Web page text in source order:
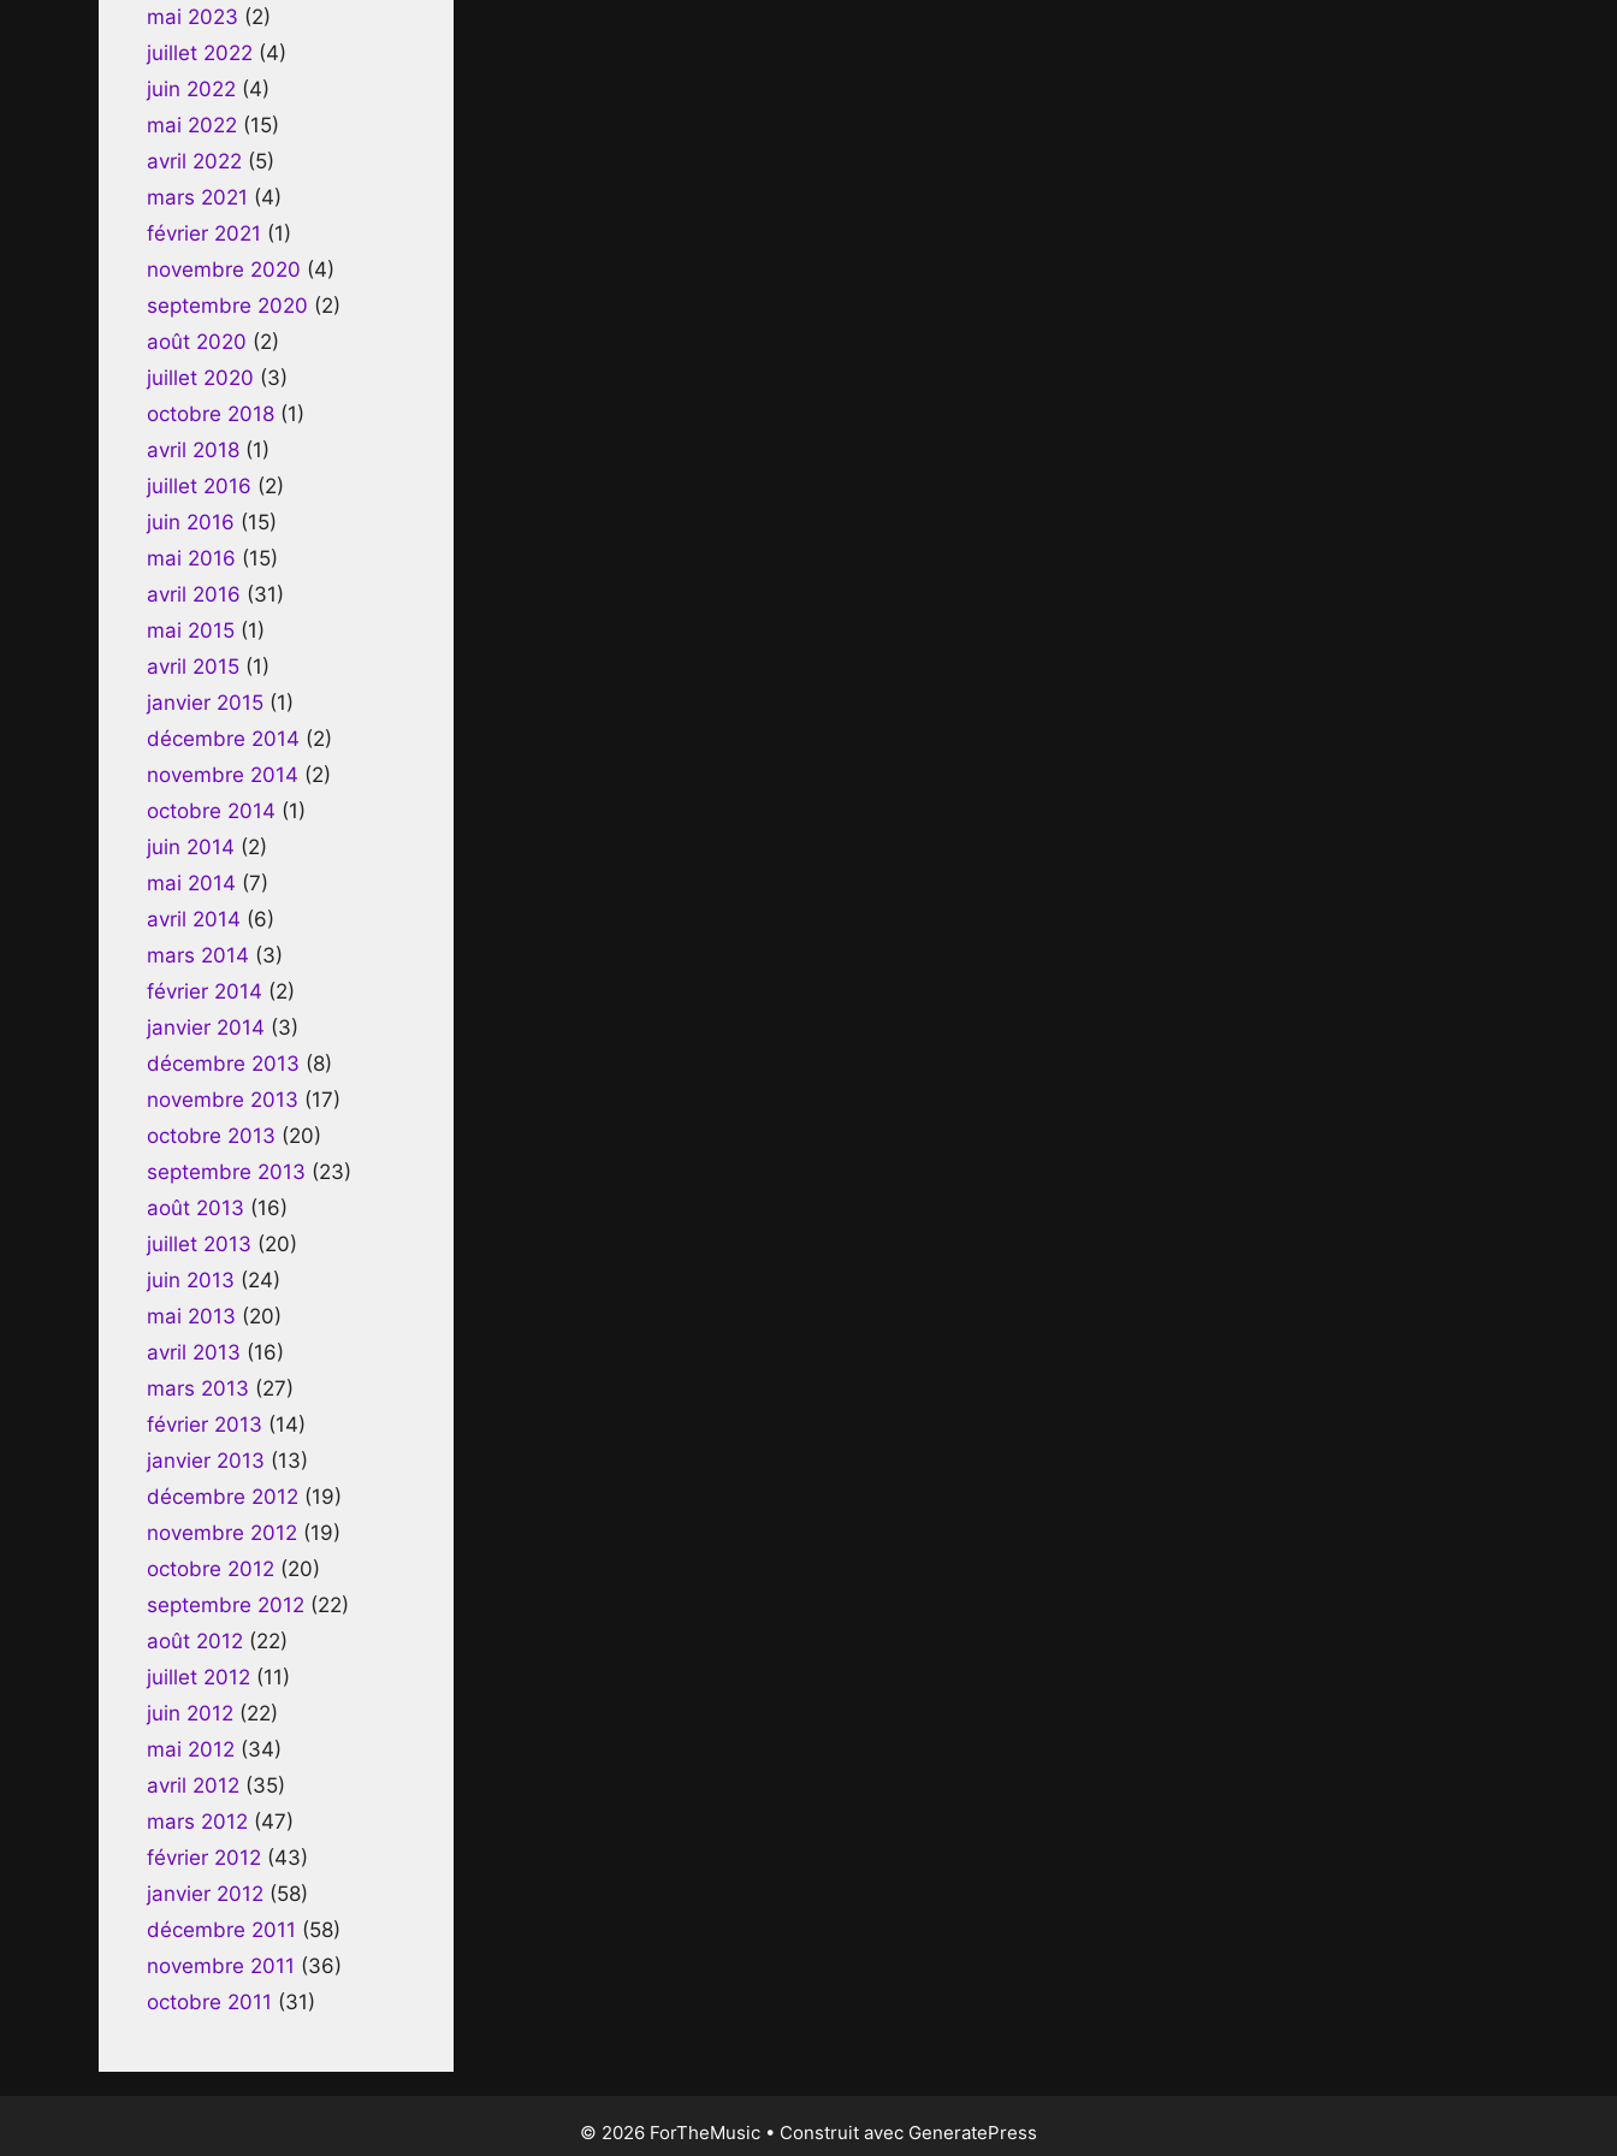
mai 2023 (2)
juillet 2022 (4)
juin 2022 (4)
mai 2022 (15)
avril 2022 (5)
mars 2021 (4)
février 2021 (1)
novembre 2020 (4)
septembre 2020 (2)
août 2020 (2)
juillet 2020 (3)
octobre 2018 (1)
avril 2018 (1)
juillet 2016 (2)
juin 2016 (15)
mai 2016 (15)
avril 2016 (31)
mai 2015 (1)
avril 2015 (1)
janvier 2015 (1)
décembre 2014 (2)
novembre 2014 (2)
octobre 2014 (1)
juin 2014 (2)
mai 2014 (7)
avril 2014 (6)
mars 2014 (3)
février 2014 (2)
janvier 2014 (3)
décembre 2013 (8)
novembre 2013 (17)
octobre 2013 (20)
septembre 2013 (23)
août 2013 (16)
juillet 2013 (20)
juin 2013 (24)
mai 2013 (20)
avril 2013 (16)
mars 2013 (27)
février 2013 (14)
janvier 2013 (13)
décembre 2012 (19)
novembre 2012 (19)
octobre 2012 (20)
septembre 2012 (22)
août 2012 (22)
juillet 2012 (11)
juin 2012 (22)
mai 2012 (34)
avril 2012 (35)
mars 2012 (47)
février 2012 (43)
janvier 2012 (58)
décembre 2011 (58)
novembre 2011 (36)
octobre 2011 (31)
© 2026 ForTheMusic • Construit avec GeneratePress